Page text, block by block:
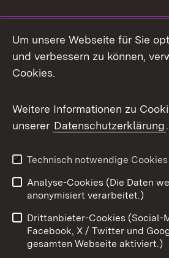
Facebook
X / Twitter
Youtube
Impressum
Barrierefreiheit
Cookies
Um unsere Webseite für Sie
und verbessern zu können,
Cookies.
Weitere Informationen zu
unserer Datenschutzerklärung.
Technisch notwendige Cookies
Analyse-Cookies (Die Daten
anonymisiert verarbeitet.)
Drittanbieter-Cookies (Social-
Facebook, X / Twitter und
gesamten Webseite aktiviert.)